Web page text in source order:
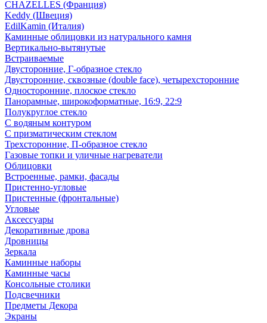
CHAZELLES (Франция)
Keddy (Швеция)
EdilKamin (Италия)
Каминные облицовки из натурального камня
Вертикально-вытянутые
Встраиваемые
Двусторонние, Г-образное стекло
Двусторонние, сквозные (double face), четырехсторонние
Односторонние, плоское стекло
Панорамные, широкоформатные, 16:9, 22:9
Полукруглое стекло
С водяным контуром
С призматическим стеклом
Трехсторонние, П-образное стекло
Газовые топки и уличные нагреватели
Облицовки
Встроенные, рамки, фасады
Пристенно-угловые
Пристенные (фронтальные)
Угловые
Аксессуары
Декоративные дрова
Дровницы
Зеркала
Каминные наборы
Каминные часы
Консольные столики
Подсвечники
Предметы Декора
Экраны